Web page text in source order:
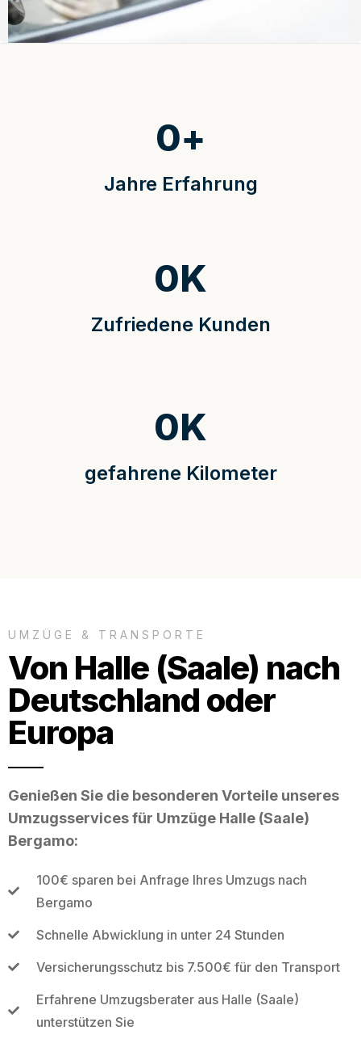
Jahre Erfahrung
0+
Zufriedene Kunden
0K
gefahrene Kilometer
0K
UMZÜGE & TRANSPORTE
Von Halle (Saale) nach
Deutschland oder
Europa
Genießen Sie die besonderen Vorteile unseres
Umzugsservices für Umzüge Halle (Saale)
Bergamo:
100€ sparen bei Anfrage Ihres Umzugs nach
Bergamo
Schnelle Abwicklung in unter 24 Stunden
Versicherungsschutz bis 7.500€ für den Transport
Erfahrene Umzugsberater aus Halle (Saale)
unterstützen Sie